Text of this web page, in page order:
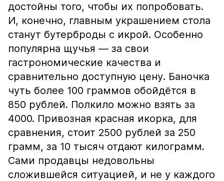
достойны того, чтобы их попробовать.
И, конечно, главным украшением стола
станут бутерброды с икрой. Особенно
популярна щучья — за свои
гастрономические качества и
сравнительно доступную цену. Баночка
чуть более 100 граммов обойдётся в
850 рублей. Полкило можно взять за
4000. Привозная красная икорка, для
сравнения, стоит 2500 рублей за 250
грамм, за 10 тысяч отдают килограмм.
Сами продавцы недовольны
сложившейся ситуацией, и не у каждого